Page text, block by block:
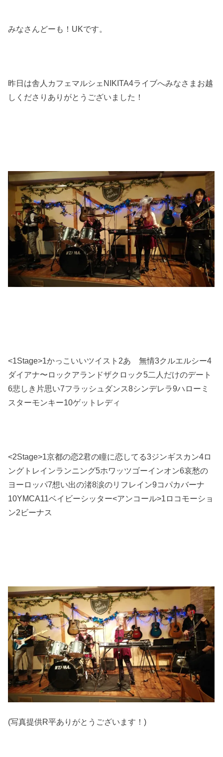
みなさんどーも！UKです。
昨日は舎人カフェマルシェNIKITA4ライブへみなさまお越
しくださりありがとうございました！
<1Stage>1かっこいいツイスト 2あゝ無情3クルエルシー4
ダイアナ〜ロックアランドザクロック5二人だけのデート
6悲しき片思い7フラッシュダンス8シンデレラ9ハローミ
スターモンキー10ゲットレディ
<2Stage>1京都の恋2君の瞳に恋してる3ジンギスカン4ロ
ングトレインランニング5ホワッツゴーインオン6哀愁の
ヨーロッパ7想い出の渚8涙のリフレイン9コパカバーナ
10YMCA11ベイビーシッター<アンコール>1 ロコモーショ
ン2 ビーナス
(写真提供R平ありがとうございます！)